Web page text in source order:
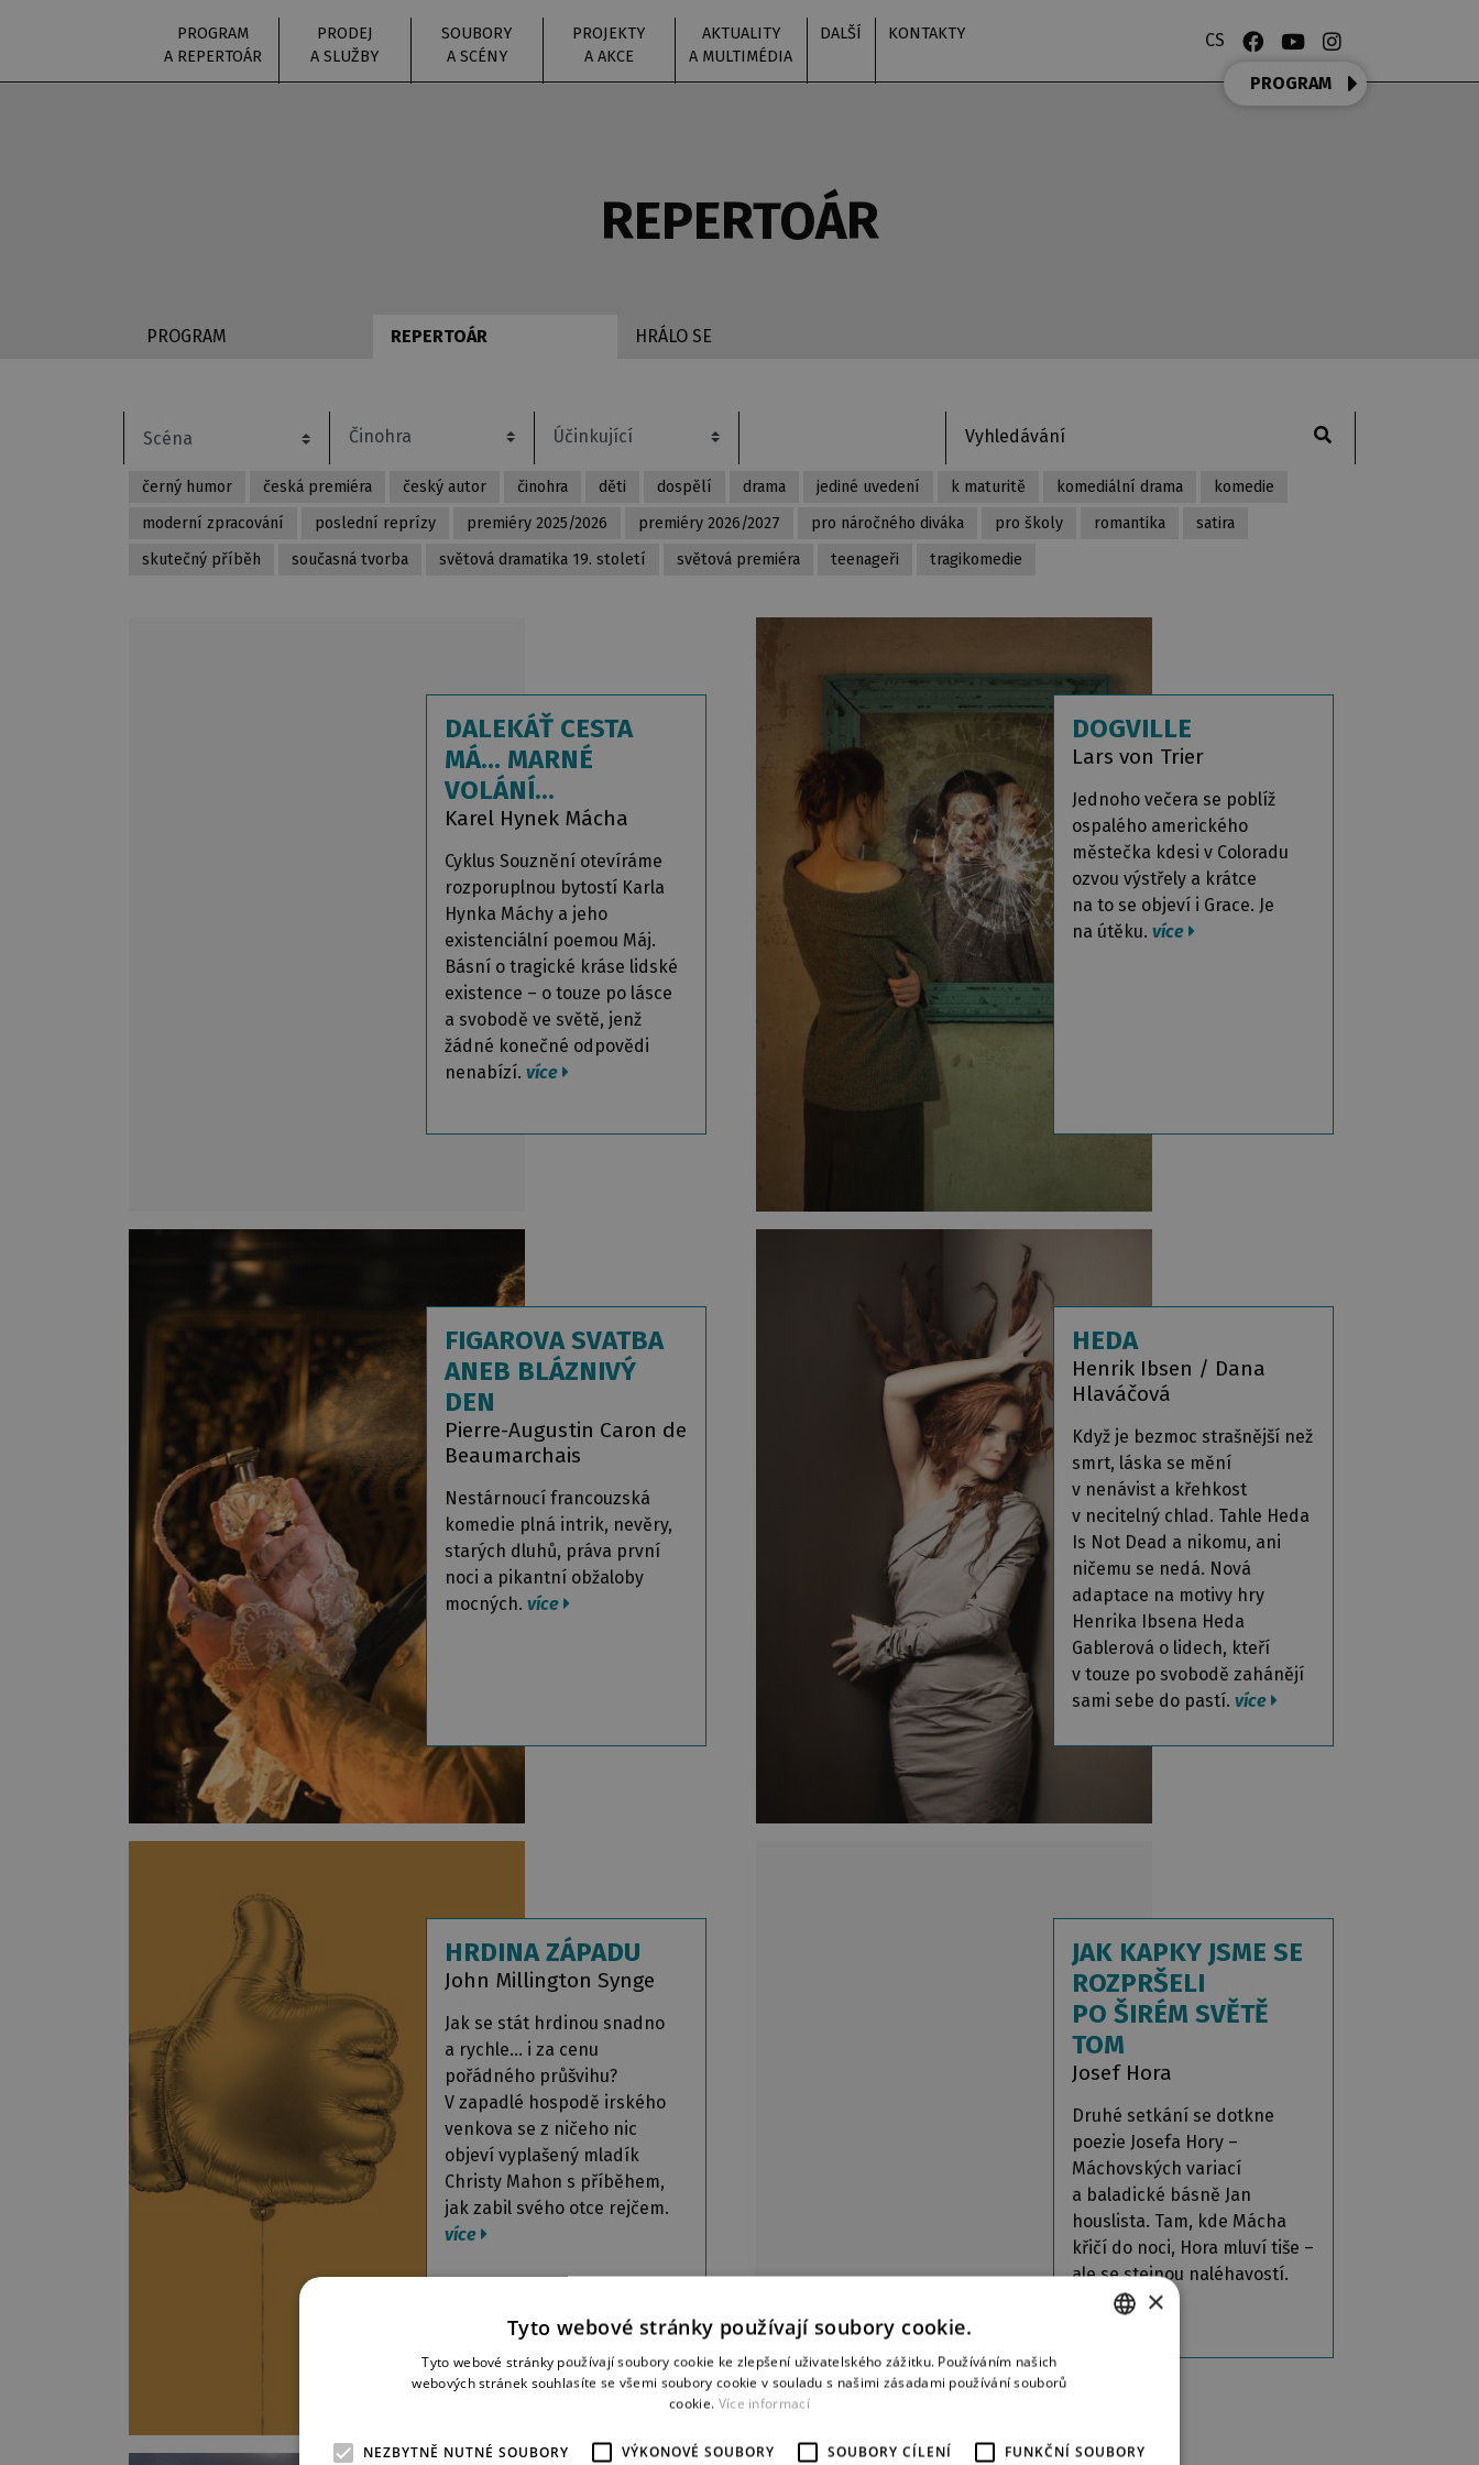
PROGRAM
A REPERTOÁR
PRODEJ
A SLUŽBY
SOUBORY
A SCÉNY
PROJEKTY
A AKCE
AKTUALITY
A MULTIMÉDIA
DALŠÍ KONTAKTY CS
PROGRAM
REPERTOÁR
PROGRAM REPERTOÁR HRÁLO SE
černý humor česká premiéra český autor činohra děti dospělí drama jediné uvedení k maturitě komediální drama
komedie
moderní zpracování
poslední reprízy premiéry 2025/2026 premiéry 2026/2027 pro náročného diváka pro školy romantika
satira
skutečný příběh
současná tvorba světová dramatika 19. století světová premiéra teenageři tragikomedie
DALEKÁŤ CESTA
MÁ... MARNÉ
VOLÁNÍ...
Karel Hynek Mácha
Cyklus Souznění otevíráme
rozporuplnou bytostí Karla
Hynka Máchy a jeho
existenciální poemou Máj.
Básní o tragické kráse lidské
existence – o touze po lásce
a svobodě ve světě, jenž
žádné konečné odpovědi
nenabízí. více
DOGVILLE
Lars von Trier
Jednoho večera se poblíž
ospalého amerického
městečka kdesi v Coloradu
ozvou výstřely a krátce
na to se objeví i Grace. Je
na útěku. více
FIGAROVA SVATBA
ANEB BLÁZNIVÝ
DEN
Pierre-Augustin Caron de
Beaumarchais
Nestárnoucí francouzská
komedie plná intrik, nevěry,
starých dluhů, práva první
noci a pikantní obžaloby
mocných. více
HEDA
Henrik Ibsen / Dana
Hlaváčová
Když je bezmoc strašnější než
smrt, láska se mění
v nenávist a křehkost
v necitelný chlad. Tahle Heda
Is Not Dead a nikomu, ani
ničemu se nedá. Nová
adaptace na motivy hry
Henrika Ibsena Heda
Gablerová o lidech, kteří
v touze po svobodě zahánějí
sami sebe do pastí. více
HRDINA ZÁPADU
John Millington Synge
Jak se stát hrdinou snadno
a rychle… i za cenu
pořádného průšvihu?
V zapadlé hospodě irského
venkova se z ničeho nic
objeví vyplašený mladík
Christy Mahon s příběhem,
jak zabil svého otce rejčem.
více
JAK KAPKY JSME SE
ROZPRŠELI
PO ŠIRÉM SVĚTĚ
TOM
Josef Hora
Druhé setkání se dotkne
poezie Josefa Hory –
Máchovských variací
a baladické básně Jan
houslista. Tam, kde Mácha
křičí do noci, Hora mluví tiše –
ale se stejnou naléhavostí.
×
Tyto webové stránky používají soubory cookie.
Tyto webové stránky používají soubory cookie ke zlepšení uživatelského zážitku. Používáním našich
webových stránek souhlasíte se všemi soubory cookie v souladu s našimi zásadami používání souborů
cookie. Více informací
NEZBYTNĚ NUTNÉ SOUBORY VÝKONOVÉ SOUBORY SOUBORY CÍLENÍ FUNKČNÍ SOUBORY